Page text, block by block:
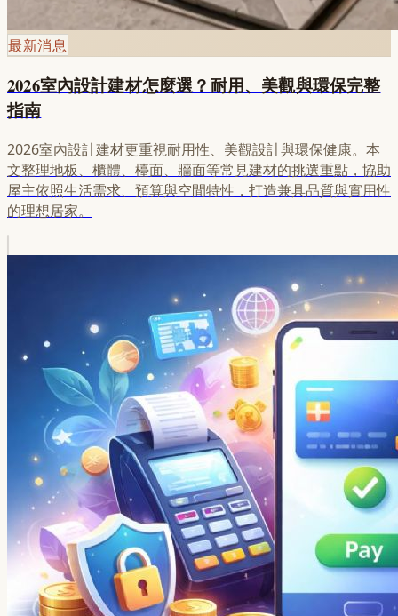
最新消息
2026室內設計建材怎麼選？耐用、美觀與環保完整
指南
2026室內設計建材更重視耐用性、美觀設計與環保健康。本
文整理地板、櫃體、檯面、牆面等常見建材的挑選重點，協助
屋主依照生活需求、預算與空間特性，打造兼具品質與實用性
的理想居家。